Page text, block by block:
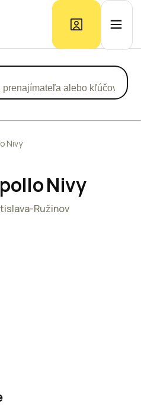
Prieskum trhu
prenajímateľa alebo kľúčové
Nivy
Nivy
Ružinov